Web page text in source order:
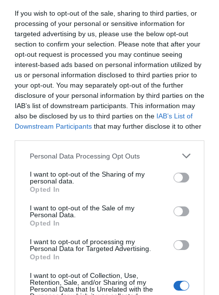
If you wish to opt-out of the sale, sharing to third parties, or
processing of your personal or sensitive information for
targeted advertising by us, please use the below opt-out
section to confirm your selection. Please note that after your
opt-out request is processed you may continue seeing
interest-based ads based on personal information utilized by
us or personal information disclosed to third parties prior to
your opt-out. You may separately opt-out of the further
disclosure of your personal information by third parties on the
IAB’s list of downstream participants. This information may
also be disclosed by us to third parties on the IAB’s List of
Downstream Participants that may further disclose it to other
Personal Data Processing Opt Outs
I want to opt-out of the Sharing of my
personal data.
Opted In
I want to opt-out of the Sale of my
Personal Data.
Opted In
I want to opt-out of processing my
Personal Data for Targeted Advertising.
Opted In
I want to opt-out of Collection, Use,
Retention, Sale, and/or Sharing of my
Personal Data that Is Unrelated with the
comisión cardenalicia formada por ocho
cardenales de todo el mundo.
La cuestión del dinero del
Vaticano tiene algunas
sombras que están en la
memoria colectiva;
especialmente recordado es
el caso de la banca
Ambrosiana en los años 80,
una crisis de grandes
dimensiones para la Santa
Sede
Más allá de las cifras de la APSA, la Santa
consolidado a través deJuanAntonio Guerrero
Alves, el prefecto de la Secretaría para la